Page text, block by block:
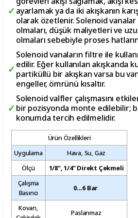
ayarlamak ya da iki akışkanın
olarak özetlenir. Solenoid
olmaları, düşük maliyetleri ve
olmaları sebebiyle proses
Solenoid vanaların filtre ile
edilir. Eğer kullanılan akışkanda
partiküllü bir akışkan varsa bu
engeller, ömrünü kısaltır.
Solenoid valfler çalışmasını
bir pozisyonda monte edilebilir;
konumda tercih edilmelidir.
Ürün Özellikleri
Uygulama
Hava, Su, Gaz
Ölçü
1/8", 1/4" Direkt Çekmeli
Çalışma
Basıncı
0...6 Bar
Kovan,
Paslanmaz